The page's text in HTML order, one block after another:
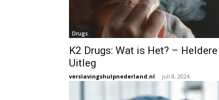
Drugs
K2 Drugs: Wat is Het? – Heldere
Uitleg
verslavingshulpnederland.nl - juli 8, 2024